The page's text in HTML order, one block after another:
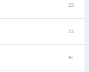
23
23
16